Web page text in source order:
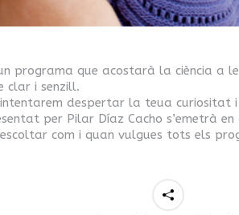
un programa que acostarà la ciència
clar i senzill.
intentarem despertar la teua curiositat
per Pilar Díaz Cacho s’emetrà
com i quan vulgues tots els